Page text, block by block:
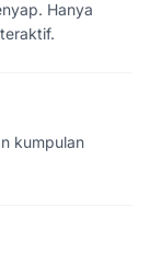
Hanya
kumpulan